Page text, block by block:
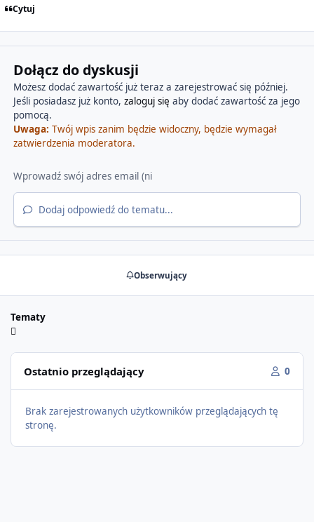
Cytuj
Dołącz do dyskusji
Możesz dodać zawartość już teraz a zarejestrować się później.
Jeśli posiadasz już konto, zaloguj się aby dodać zawartość za jego
pomocą.
Uwaga: Twój wpis zanim będzie widoczny, będzie wymagał
zatwierdzenia moderatora.
Dodaj odpowiedź do tematu...
Obserwujący
Tematy
Ostatnio przeglądający 0
Brak zarejestrowanych użytkowników przeglądających tę
stronę.